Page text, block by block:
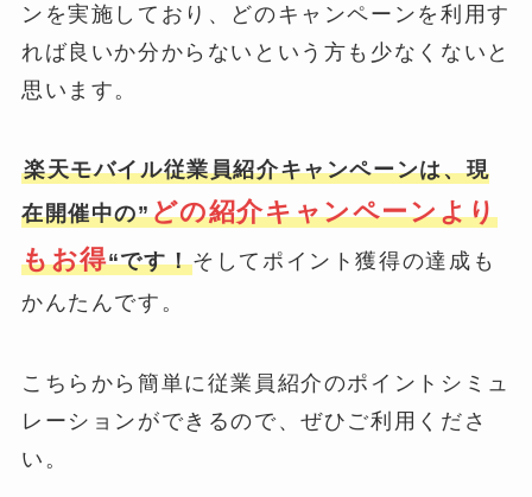
ンを実施しており、どのキャンペーンを利用す
れば良いか分からないという方も少なくないと
思います。
楽天モバイル従業員紹介キャンペーンは、現
在開催中の”どの紹介キャンペーンより
もお得“です！そしてポイント獲得の達成も
かんたんです。
こちらから簡単に従業員紹介のポイントシミュ
レーションができるので、ぜひご利用くださ
い。